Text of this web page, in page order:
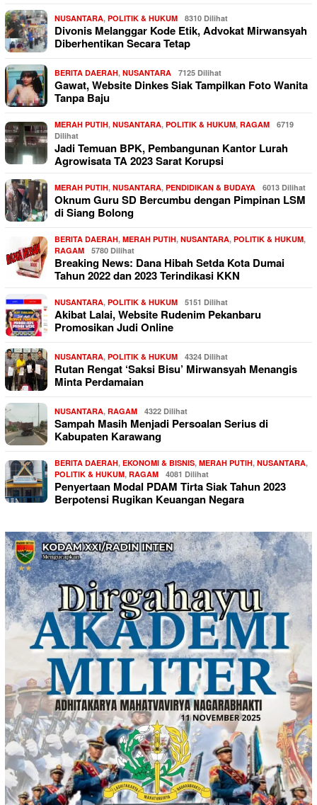
NUSANTARA, POLITIK & HUKUM 8310 Dilihat
Divonis Melanggar Kode Etik, Advokat Mirwansyah
Diberhentikan Secara Tetap
BERITA DAERAH, NUSANTARA 7125 Dilihat
Gawat, Website Dinkes Siak Tampilkan Foto Wanita
Tanpa Baju
MERAH PUTIH, NUSANTARA, POLITIK & HUKUM, RAGAM
6719
Dilihat
Jadi Temuan BPK, Pembangunan Kantor Lurah
Agrowisata TA 2023 Sarat Korupsi
MERAH PUTIH, NUSANTARA, PENDIDIKAN & BUDAYA 6013 Dilihat
Oknum Guru SD Bercumbu dengan Pimpinan LSM
di Siang Bolong
BERITA DAERAH, MERAH PUTIH, NUSANTARA, POLITIK & HUKUM,
RAGAM
5780 Dilihat
Breaking News: Dana Hibah Setda Kota Dumai
Tahun 2022 dan 2023 Terindikasi KKN
NUSANTARA, POLITIK & HUKUM 5151 Dilihat
Akibat Lalai, Website Rudenim Pekanbaru
Promosikan Judi Online
NUSANTARA, POLITIK & HUKUM 4324 Dilihat
Rutan Rengat ‘Saksi Bisu’ Mirwansyah Menangis
Minta Perdamaian
NUSANTARA, RAGAM 4322 Dilihat
Sampah Masih Menjadi Persoalan Serius di
Kabupaten Karawang
BERITA DAERAH, EKONOMI & BISNIS, MERAH PUTIH, NUSANTARA,
POLITIK & HUKUM, RAGAM 4081 Dilihat
Penyertaan Modal PDAM Tirta Siak Tahun 2023
Berpotensi Rugikan Keuangan Negara